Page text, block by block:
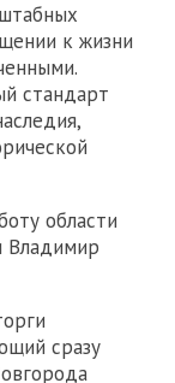
к жизни
стандарт
области
Владимир
сразу